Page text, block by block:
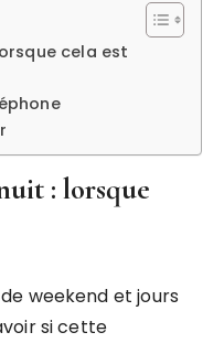
cela est
: lorsque
weekend et jours
si cette